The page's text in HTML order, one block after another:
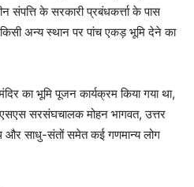
संपत्ति के सरकारी प्रबंधकर्त्ता के पास
अन्य स्थान पर पांच एकड़ भूमि देने का
का भूमि पूजन कार्यक्रम किया गया था,
सरसंघचालक मोहन भागवत, उत्तर
और साधु-संतों समेत कई गणमान्य लोग